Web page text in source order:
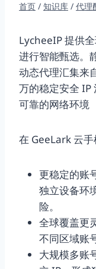
首页 / 知识库 / 代理
LycheeIP 提供
进行智能甄选。
动态代理汇集来
万的稳定安全 IP
可靠的网络环境
在 GeeLark 云
更稳定的账
独立设备环
险。
全球覆盖更
不同区域账
大规模多账